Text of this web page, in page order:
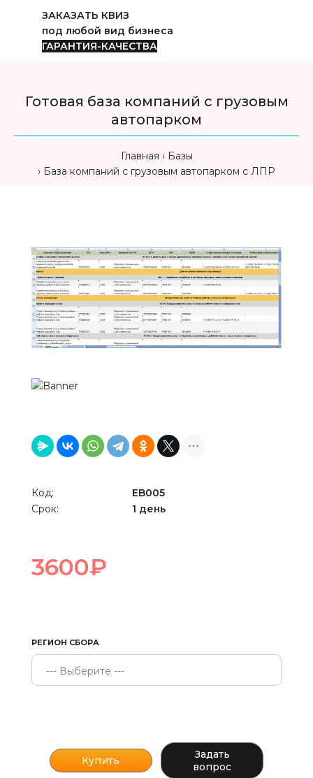
ЗАКАЗАТЬ КВИЗ
под любой вид бизнеса
ГАРАНТИЯ-КАЧЕСТВА
Готовая база компаний с грузовым
автопарком
Главная
Базы
База компаний с грузовым автопарком с ЛПР
Код:
EB005
Срок:
1 день
3600₽
РЕГИОН СБОРА
Задать
вопрос